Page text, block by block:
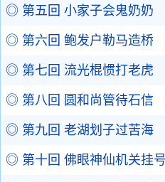
◎ 第五回 小家子会鬼奶奶
◎ 第六回 鲍发户勒马造桥
◎ 第七回 流光棍惯打老虎
◎ 第八回 圆和尚管待石信
◎ 第九回 老湖划子过苦海
◎ 第十回 佛眼神仙机关挂